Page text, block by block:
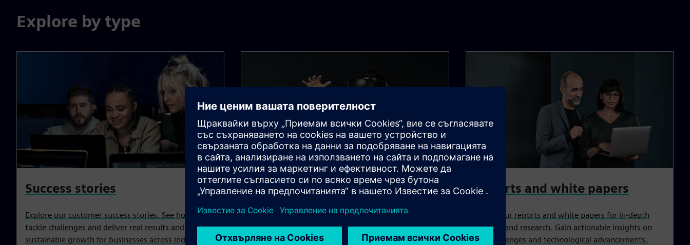
Explore by type
Success stories
Explore our customer success stories. See how we
tackle challenges and deliver real results and
sustainable growth for businesses across industries.
Perspectives
Hear from our experts on industry trends and
emerging tech. Get visionary insights and strategic
analysis to navigate a rapidly changing world.
Reports and white papers
Access our reports and white papers for in-depth
analysis and research. Gain actionable insights on
key challenges and technological advancements.